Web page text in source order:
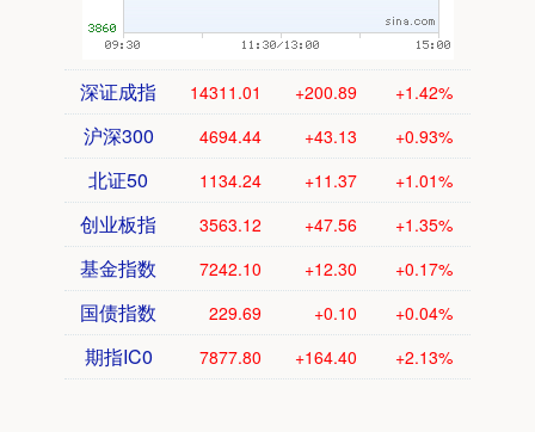
深证成指 14311.01 +200.89 +1.42%
沪深300 4694.44 +43.13 +0.93%
北证50 1134.24 +11.37 +1.01%
创业板指 3563.12 +47.56 +1.35%
基金指数 7242.10 +12.30 +0.17%
国债指数 229.69 +0.10 +0.04%
期指IC0 7877.80 +164.40 +2.13%